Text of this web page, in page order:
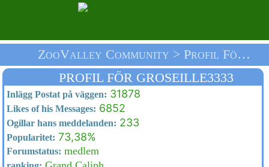
ZooValley Community > Profil För Groseille3333 > Välkommen
PROFIL FÖR GROSEILLE3333
Inlägg Postat på väggen: 31878
Likes of his Messages: 6852
Ogillar hans meddelanden: 233
Popularitet: 73,38%
Forumstatus: medlem